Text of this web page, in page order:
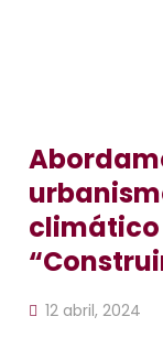
climático
12 abril, 2024